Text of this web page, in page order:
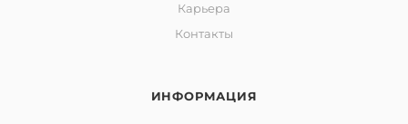
Карьера
Контакты
ИНФОРМАЦИЯ